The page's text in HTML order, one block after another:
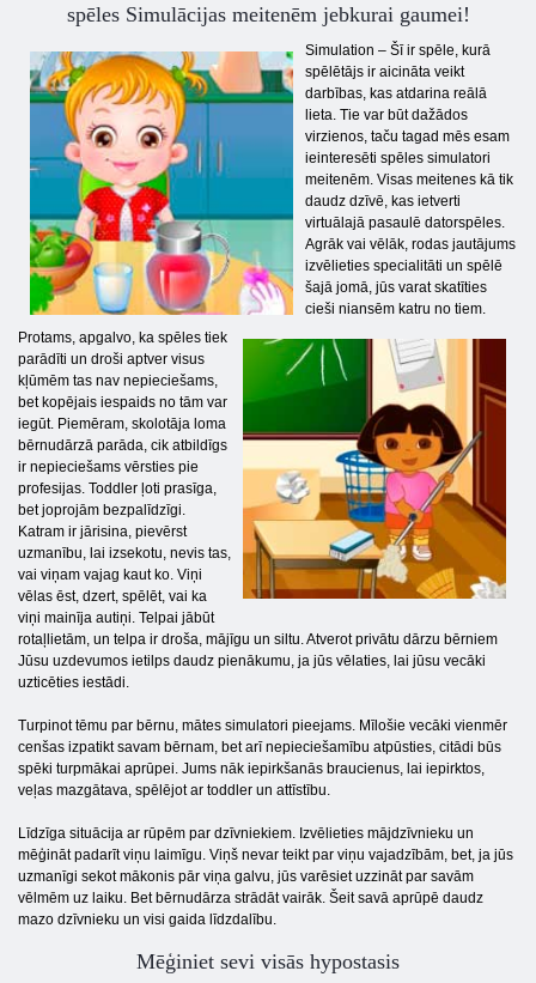
spēles Simulācijas meitenēm jebkurai gaumei!
Simulation – Šī ir spēle, kurā
spēlētājs ir aicināta veikt
darbības, kas atdarina reālā
lieta. Tie var būt dažādos
virzienos, taču tagad mēs esam
ieinteresēti spēles simulatori
meitenēm. Visas meitenes kā tik
daudz dzīvē, kas ietverti
virtuālajā pasaulē datorspēles.
Agrāk vai vēlāk, rodas jautājums
izvēlieties specialitāti un spēlē
šajā jomā, jūs varat skatīties
cieši niansēm katru no tiem.
Protams, apgalvo, ka spēles tiek
parādīti un droši aptver visus
kļūmēm tas nav nepieciešams,
bet kopējais iespaids no tām var
iegūt. Piemēram, skolotāja loma
bērnudārzā parāda, cik atbildīgs
ir nepieciešams vērsties pie
profesijas. Toddler ļoti prasīga,
bet joprojām bezpalīdzīgi.
Katram ir jārisina, pievērst
uzmanību, lai izsekotu, nevis tas,
vai viņam vajag kaut ko. Viņi
vēlas ēst, dzert, spēlēt, vai ka
viņi mainīja autiņi. Telpai jābūt
rotaļlietām, un telpa ir droša, mājīgu un siltu. Atverot privātu dārzu bērniem
Jūsu uzdevumos ietilps daudz pienākumu, ja jūs vēlaties, lai jūsu vecāki
uzticēties iestādi.
Turpinot tēmu par bērnu, mātes simulatori pieejams. Mīlošie vecāki vienmēr
cenšas izpatikt savam bērnam, bet arī nepieciešamību atpūsties, citādi būs
spēki turpmākai aprūpei. Jums nāk iepirkšanās braucienus, lai iepirktos,
veļas mazgātava, spēlējot ar toddler un attīstību.
Līdzīga situācija ar rūpēm par dzīvniekiem. Izvēlieties mājdzīvnieku un
mēģināt padarīt viņu laimīgu. Viņš nevar teikt par viņu vajadzībām, bet, ja jūs
uzmanīgi sekot mākonis pār viņa galvu, jūs varēsiet uzzināt par savām
vēlmēm uz laiku. Bet bērnudārza strādāt vairāk. Šeit savā aprūpē daudz
mazo dzīvnieku un visi gaida līdzdalību.
Mēģiniet sevi visās hypostasis